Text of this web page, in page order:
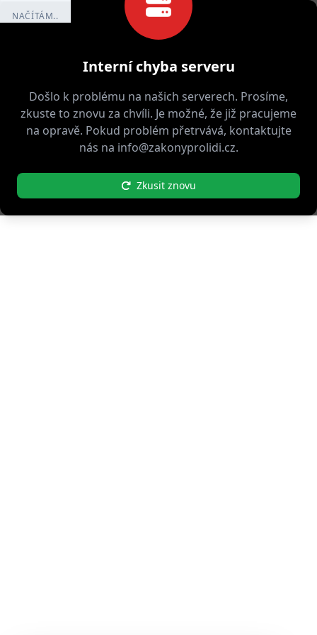
Interní chyba serveru
Došlo k problému na našich serverech. Prosíme,
zkuste to znovu za chvíli. Je možné, že již pracujeme
na opravě. Pokud problém přetrvává, kontaktujte
nás na info@zakonyprolidi.cz.
Zkusit znovu
NAČÍTÁM..